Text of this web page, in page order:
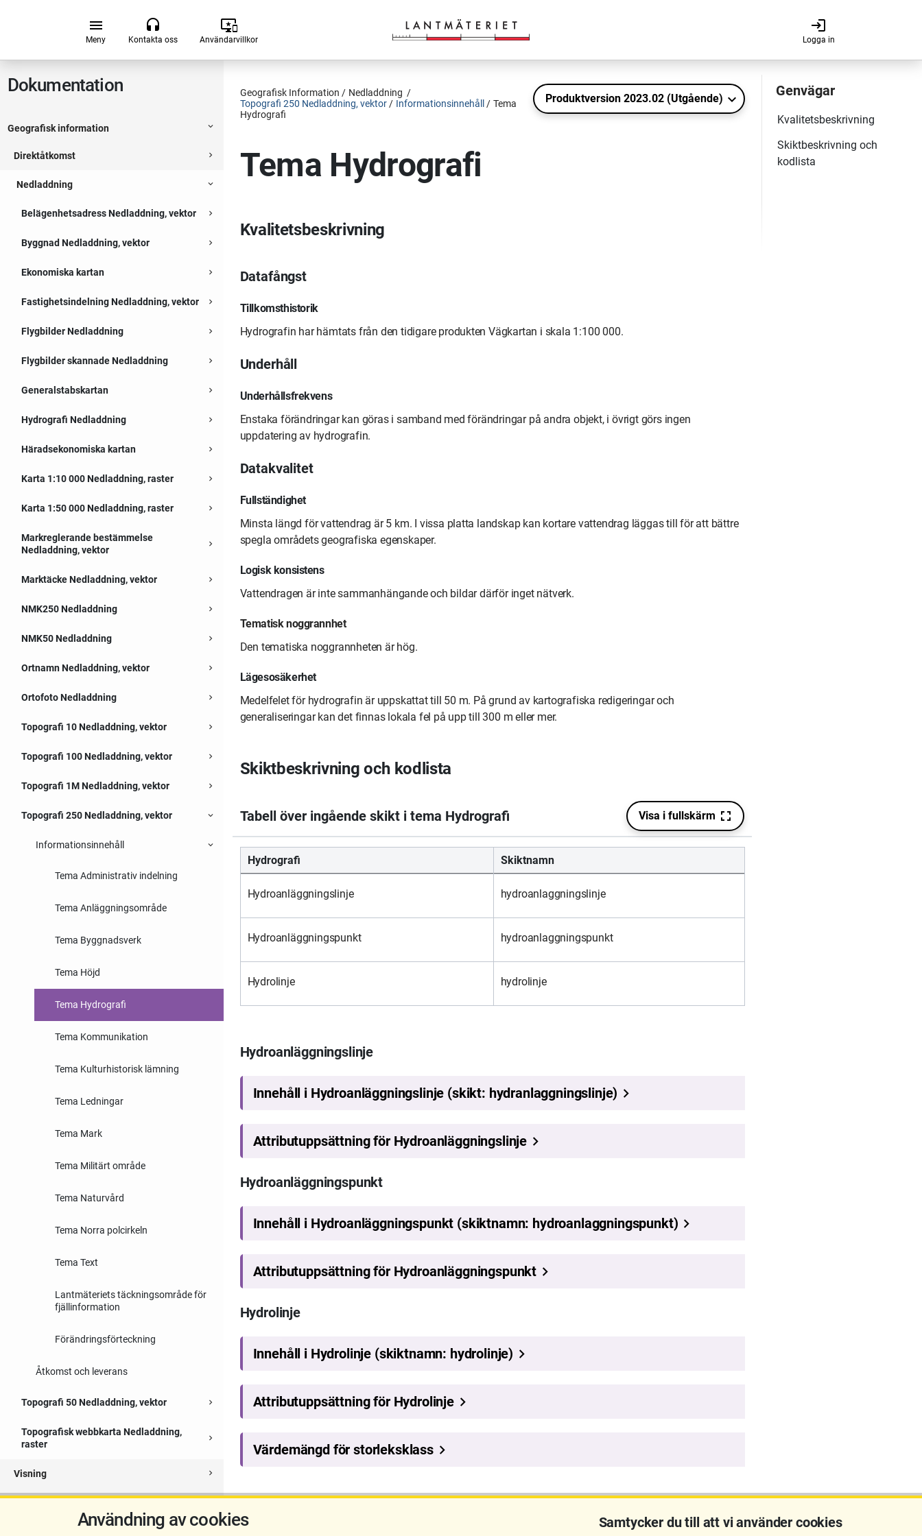
menu
Meny
headset
Kontakta oss
important_devices
Användarvillkor
login
Logga in
Dokumentation
Geografisk information expand_more
direktåtkomst Expanderbar sektion
navigate_next
nedladdning expand_more
Belägenhetsadress Nedladdning, vektor Expanderbar sektion
navigate_next
Byggnad Nedladdning, vektor Expanderbar sektion
navigate_next
Ekonomiska kartan Expanderbar sektion
navigate_next
Fastighetsindelning Nedladdning, vektor Expanderbar sektion
navigate_next
Flygbilder Nedladdning Expanderbar sektion
navigate_next
Flygbilder skannade Nedladdning Expanderbar sektion
navigate_next
Generalstabskartan Expanderbar sektion
navigate_next
Hydrografi Nedladdning Expanderbar sektion
navigate_next
Häradsekonomiska kartan Expanderbar sektion
navigate_next
Karta 1:10 000 Nedladdning, raster Expanderbar sektion
navigate_next
Karta 1:50 000 Nedladdning, raster Expanderbar sektion
navigate_next
Markreglerande bestämmelse
Nedladdning, vektor
Expanderbar sektion
navigate_next
Marktäcke Nedladdning, vektor Expanderbar sektion
navigate_next
NMK250 Nedladdning Expanderbar sektion
navigate_next
NMK50 Nedladdning Expanderbar sektion
navigate_next
Ortnamn Nedladdning, vektor Expanderbar sektion
navigate_next
Ortofoto Nedladdning Expanderbar sektion
navigate_next
Topografi 10 Nedladdning, vektor Expanderbar sektion
navigate_next
Topografi 100 Nedladdning, vektor Expanderbar sektion
navigate_next
Topografi 1M Nedladdning, vektor Expanderbar sektion
navigate_next
Topografi 250 Nedladdning, vektor Expanderbar sektion
expand_more
Informationsinnehåll Expanderbar sektion
expand_more
Tema Administrativ indelning
Tema Anläggningsområde
Tema Byggnadsverk
Tema Höjd
Tema Hydrografi
Tema Kommunikation
Tema Kulturhistorisk lämning
Tema Ledningar
Tema Mark
Tema Militärt område
Tema Naturvård
Tema Norra polcirkeln
Tema Text
Lantmäteriets täckningsområde för
fjällinformation
Förändringsförteckning
Åtkomst och leverans
Topografi 50 Nedladdning, vektor Expanderbar sektion
navigate_next
Topografisk webbkarta Nedladdning,
raster
Expanderbar sektion
navigate_next
visning Expanderbar sektion
navigate_next
Fastighetsinformation navigate_next
Övergripande dokumentation navigate_next
Geografisk Information
Nedladdning
Topografi 250 Nedladdning, vektor
Informationsinnehåll
Tema
Hydrografi
Produktversion 2023.02 (Utgående)
Tema Hydrografi
Kvalitetsbeskrivning
Datafångst
Tillkomsthistorik
Hydrografin har hämtats från den tidigare produkten Vägkartan i skala 1:100 000.
Underhåll
Underhållsfrekvens
Enstaka förändringar kan göras i samband med förändringar på andra objekt, i övrigt görs ingen
uppdatering av hydrografin.
Datakvalitet
Fullständighet
Minsta längd för vattendrag är 5 km. I vissa platta landskap kan kortare vattendrag läggas till för att bättre
spegla områdets geografiska egenskaper.
Logisk konsistens
Vattendragen är inte sammanhängande och bildar därför inget nätverk.
Tematisk noggrannhet
Den tematiska noggrannheten är hög.
Lägesosäkerhet
Medelfelet för hydrografin är uppskattat till 50 m. På grund av kartografiska redigeringar och
generaliseringar kan det finnas lokala fel på upp till 300 m eller mer.
Skiktbeskrivning och kodlista
Hydrografi Skiktnamn
Hydroanläggningslinje hydroanlaggningslinje
Hydroanläggningspunkt hydroanlaggningspunkt
Hydrolinje hydrolinje
Hydroanläggningslinje
Hydroanläggningspunkt
Hydrolinje
Användning av cookies
Samtycker du till att vi använder cookies